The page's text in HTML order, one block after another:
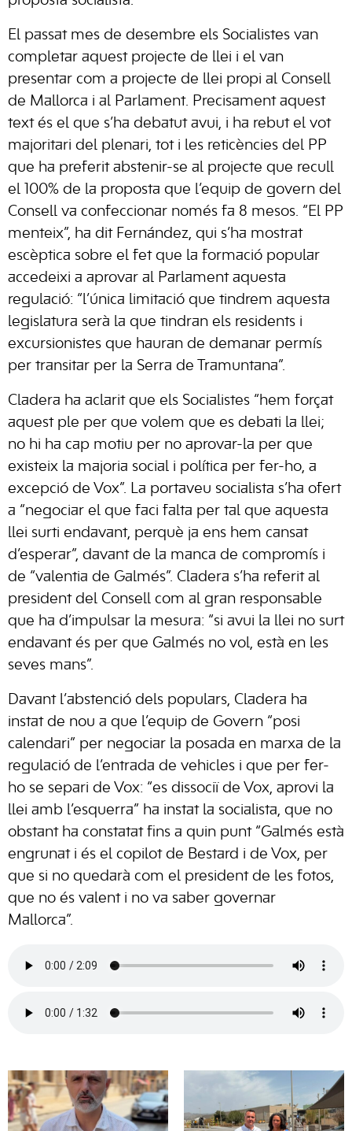
El passat mes de desembre els Socialistes van
completar aquest projecte de llei i el van
presentar com a projecte de llei propi al Consell
de Mallorca i al Parlament. Precisament aquest
text és el que s’ha debatut avui, i ha rebut el vot
majoritari del plenari, tot i les reticències del PP
que ha preferit abstenir-se al projecte que recull
el 100% de la proposta que l’equip de govern del
Consell va confeccionar només fa 8 mesos. “El PP
menteix”, ha dit Fernández, qui s’ha mostrat
escèptica sobre el fet que la formació popular
accedeixi a aprovar al Parlament aquesta
regulació: “l’única limitació que tindrem aquesta
legislatura serà la que tindran els residents i
excursionistes que hauran de demanar permís
per transitar per la Serra de Tramuntana”.
Cladera ha aclarit que els Socialistes “hem forçat
aquest ple per que volem que es debati la llei;
no hi ha cap motiu per no aprovar-la per que
existeix la majoria social i política per fer-ho, a
excepció de Vox”. La portaveu socialista s’ha ofert
a “negociar el que faci falta per tal que aquesta
llei surti endavant, perquè ja ens hem cansat
d’esperar”, davant de la manca de compromís i
de “valentia de Galmés”. Cladera s’ha referit al
president del Consell com al gran responsable
que ha d’impulsar la mesura: “si avui la llei no surt
endavant és per que Galmés no vol, està en les
seves mans”.
Davant l’abstenció dels populars, Cladera ha
instat de nou a que l’equip de Govern “posi
calendari” per negociar la posada en marxa de la
regulació de l’entrada de vehicles i que per fer-
ho se separi de Vox: “es dissociï de Vox, aprovi la
llei amb l’esquerra” ha instat la socialista, que no
obstant ha constatat fins a quin punt “Galmés està
engrunat i és el copilot de Bestard i de Vox, per
que si no quedarà com el president de les fotos,
que no és valent i no va saber governar
Mallorca”.